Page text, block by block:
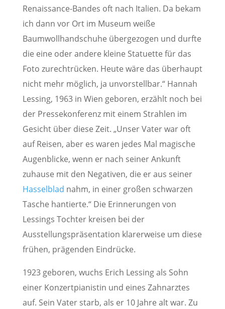
Renaissance-Bandes oft nach Italien. Da bekam
ich dann vor Ort im Museum weiße
Baumwollhandschuhe übergezogen und durfte
die eine oder andere kleine Statuette für das
Foto zurechtrücken. Heute wäre das überhaupt
nicht mehr möglich, ja unvorstellbar.“ Hannah
Lessing, 1963 in Wien geboren, erzählt noch bei
der Pressekonferenz mit einem Strahlen im
Gesicht über diese Zeit. „Unser Vater war oft
auf Reisen, aber es waren jedes Mal magische
Augenblicke, wenn er nach seiner Ankunft
zuhause mit den Negativen, die er aus seiner
Hasselblad nahm, in einer großen schwarzen
Tasche hantierte.“ Die Erinnerungen von
Lessings Tochter kreisen bei der
Ausstellungspräsentation klarerweise um diese
frühen, prägenden Eindrücke.
1923 geboren, wuchs Erich Lessing als Sohn
einer Konzertpianistin und eines Zahnarztes
auf. Sein Vater starb, als er 10 Jahre alt war. Zu